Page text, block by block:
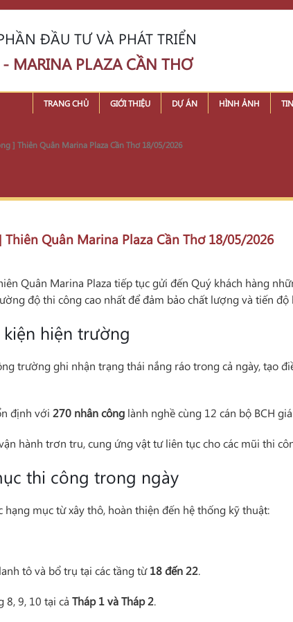
ĐẦU TƯ VÀ PHÁT TRIỂN
MARINA PLAZA CẦN THƠ
TRANG CHỦ GIỚI THIỆU DỰ ÁN HÌNH ẢNH
] Thiên Quân Marina Plaza Cần Thơ 18/05/2026
Quân Marina Plaza Cần Thơ 18/05/2026
Quân Marina Plaza tiếp tục gửi đến Quý khách hàng
độ thi công cao nhất để đảm bảo chất lượng và tiến độ
hiện trường
trường ghi nhận trạng thái nắng ráo trong cả ngày, tạo
định với 270 nhân công lành nghề cùng 12 cán bộ BCH
hành trơn tru, cung ứng vật tư liên tục cho các mũi thi
thi công trong ngày
hạng mục từ xây thô, hoàn thiện đến hệ thống kỹ thuật:
tô và bổ trụ tại các tầng từ18 đến 22.
8, 9, 10 tại cả Tháp 1 và Tháp 2.